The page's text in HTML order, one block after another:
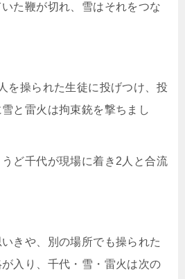
た鞭が切れ、雪はそれをつな
を操られた生徒に投げつけ、投
と雷火は拘束銃を撃ちまし
ど千代が現場に着き2人と合流
きや、別の場所でも操られた
入り、千代・雪・雷火は次の